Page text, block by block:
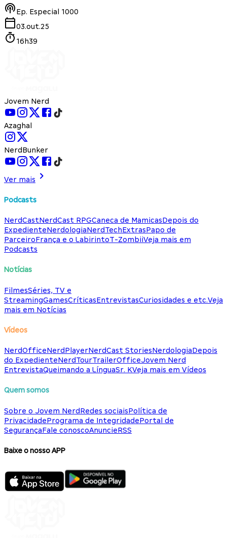
Ep. Especial 1000
03.out.25
16h39
Jovem Nerd
Azaghal
NerdBunker
Ver mais
Podcasts
NerdCastNerdCast RPGCaneca de MamicasDepois do
ExpedienteNerdologiaNerdTechExtrasPapo de
ParceiroFrança e o LabirintoT-ZombiiVeja mais em
Podcasts
Notícias
FilmesSéries, TV e
StreamingGamesCríticasEntrevistasCuriosidades e etc.Veja
mais em Notícias
Vídeos
NerdOfficeNerdPlayerNerdCast StoriesNerdologiaDepois
do ExpedienteNerdTourTrailerOfficeJovem Nerd
EntrevistaQueimando a LínguaSr. KVeja mais em Vídeos
Quem somos
Sobre o Jovem NerdRedes sociaisPolítica de
PrivacidadePrograma de IntegridadePortal de
SegurançaFale conoscoAnuncieRSS
Baixe o nosso APP